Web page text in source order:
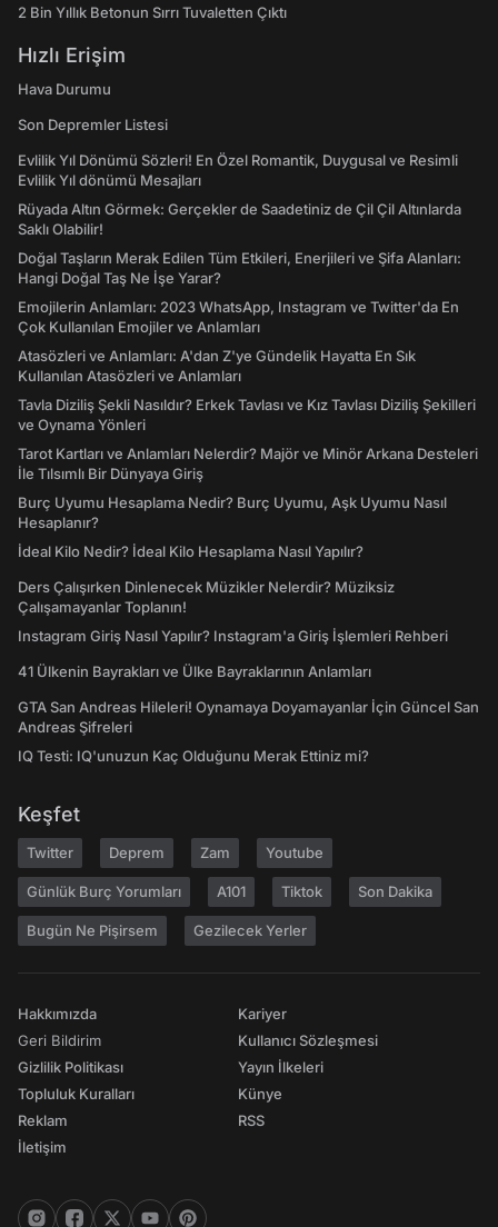
2 Bin Yıllık Betonun Sırrı Tuvaletten Çıktı
Hızlı Erişim
Hava Durumu
Son Depremler Listesi
Evlilik Yıl Dönümü Sözleri! En Özel Romantik, Duygusal ve Resimli
Evlilik Yıl dönümü Mesajları
Rüyada Altın Görmek: Gerçekler de Saadetiniz de Çil Çil Altınlarda
Saklı Olabilir!
Doğal Taşların Merak Edilen Tüm Etkileri, Enerjileri ve Şifa Alanları:
Hangi Doğal Taş Ne İşe Yarar?
Emojilerin Anlamları: 2023 WhatsApp, Instagram ve Twitter'da En
Çok Kullanılan Emojiler ve Anlamları
Atasözleri ve Anlamları: A'dan Z'ye Gündelik Hayatta En Sık
Kullanılan Atasözleri ve Anlamları
Tavla Diziliş Şekli Nasıldır? Erkek Tavlası ve Kız Tavlası Diziliş Şekilleri
ve Oynama Yönleri
Tarot Kartları ve Anlamları Nelerdir? Majör ve Minör Arkana Desteleri
İle Tılsımlı Bir Dünyaya Giriş
Burç Uyumu Hesaplama Nedir? Burç Uyumu, Aşk Uyumu Nasıl
Hesaplanır?
İdeal Kilo Nedir? İdeal Kilo Hesaplama Nasıl Yapılır?
Ders Çalışırken Dinlenecek Müzikler Nelerdir? Müziksiz
Çalışamayanlar Toplanın!
Instagram Giriş Nasıl Yapılır? Instagram'a Giriş İşlemleri Rehberi
41 Ülkenin Bayrakları ve Ülke Bayraklarının Anlamları
GTA San Andreas Hileleri! Oynamaya Doyamayanlar İçin Güncel San
Andreas Şifreleri
IQ Testi: IQ'unuzun Kaç Olduğunu Merak Ettiniz mi?
Keşfet
Twitter Deprem Zam Youtube
Günlük Burç Yorumları A101 Tiktok Son Dakika
Bugün Ne Pişirsem Gezilecek Yerler
Hakkımızda
Geri Bildirim
Gizlilik Politikası
Topluluk Kuralları
Reklam
İletişim
Kariyer
Kullanıcı Sözleşmesi
Yayın İlkeleri
Künye
RSS